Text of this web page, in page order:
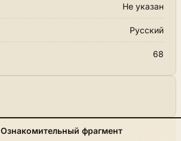
Не указан
Русский
68
Ознакомительный фрагмент